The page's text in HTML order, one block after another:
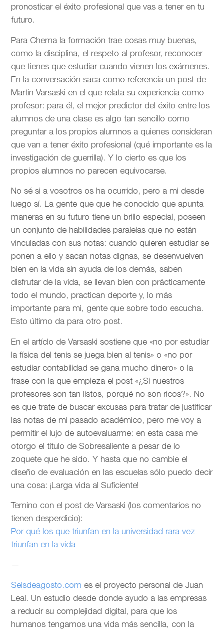
pronosticar el éxito profesional que vas a tener en tu
futuro.
Para Chema la formación trae cosas muy buenas,
como la disciplina, el respeto al profesor, reconocer
que tienes que estudiar cuando vienen los exámenes.
En la conversación saca como referencia un post de
Martin Varsaski en el que relata su experiencia como
profesor: para él, el mejor predictor del éxito entre los
alumnos de una clase es algo tan sencillo como
preguntar a los propios alumnos a quienes consideran
que van a tener éxito profesional (qué importante es la
investigación de guerrilla). Y lo cierto es que los
propios alumnos no parecen equivocarse.
No sé si a vosotros os ha ocurrido, pero a mi desde
luego sí. La gente que que he conocido que apunta
maneras en su futuro tiene un brillo especial, poseen
un conjunto de habilidades paralelas que no están
vinculadas con sus notas: cuando quieren estudiar se
ponen a ello y sacan notas dignas, se desenvuelven
bien en la vida sin ayuda de los demás, saben
disfrutar de la vida, se llevan bien con prácticamente
todo el mundo, practican deporte y, lo más
importante para mi, gente que sobre todo escucha.
Esto último da para otro post.
En el artíclo deVarsaski sostiene que «no por estudiar
la física del tenis se juega bien al tenis» o «no por
estudiar contabilidad se gana mucho dinero» o la
frase con la que empieza el post «¿Si nuestros
profesores son tan listos, porqué no son ricos?». No
es que trate de buscar excusas para tratar de justificar
las notas de mi pasado académico, pero me voy a
permitir el lujo de autoevaluarme: en esta casa me
otorgo el título de Sobresaliente a pesar de lo
zoquete que he sido. Y hasta que no cambie el
diseño de evaluación en las escuelas sólo puedo decir
una cosa: ¡Larga vida al Suficiente!
Temino con el post de Varsaski (los comentarios no
tienen desperdicio):
Por qué los que triunfan en la universidad rara vez
triunfan en la vida
—
Seisdeagosto.com es el proyecto personal de Juan
Leal. Un estudio desde donde ayudo a las empresas
a reducir su complejidad digital, para que los
humanos tengamos una vida más sencilla, con la